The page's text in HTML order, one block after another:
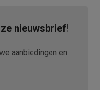
nieuwsbrief!
aanbiedingen en